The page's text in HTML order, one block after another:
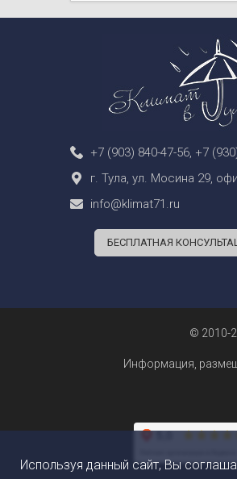
+7 (903) 840-47-56, +7
г. Тула, ул. Мосина 29,
info@klimat71.ru
БЕСПЛАТНАЯ
© 2010-
Информация,
Используя данный сайт, Вы